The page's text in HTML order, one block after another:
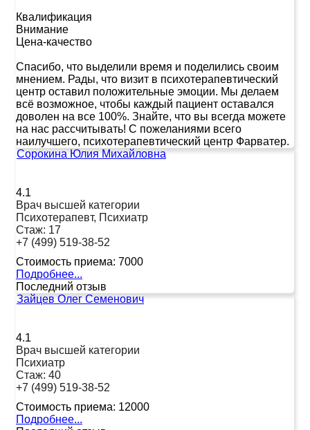
Квалификация
Внимание
Цена-качество
Спасибо, что выделили время и поделились своим
мнением. Рады, что визит в психотерапевтический
центр оставил положительные эмоции. Мы делаем
всё возможное, чтобы каждый пациент оставался
доволен на все 100%. Знайте, что вы всегда можете
на нас рассчитывать! С пожеланиями всего
наилучшего, психотерапевтический центр Фарватер.
Сорокина Юлия Михайловна
4.1
Врач высшей категории
Психотерапевт, Психиатр
Стаж: 17
+7 (499) 519-38-52
Стоимость приема: 7000
Подробнее...
Последний отзыв
Зайцев Олег Семенович
4.1
Врач высшей категории
Психиатр
Стаж: 40
+7 (499) 519-38-52
Стоимость приема: 12000
Подробнее...